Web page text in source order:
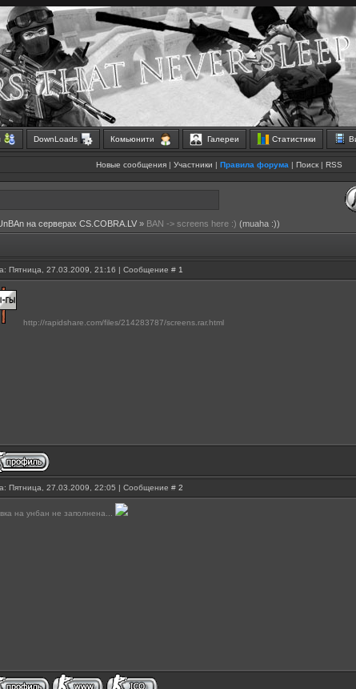
DownLoads Комьюнити Галереи Статистики
Новые сообщения | Участники | Правила форума | Поиск | RSS
на серверах CS.COBRA.LV » BAN -> screens here :) (muaha :))
Пятница, 27.03.2009, 21:16 | Сообщение # 1
http://rapidshare.com/files/214283787/screens.rar.html
Пятница, 27.03.2009, 22:05 | Сообщение # 2
на унбан не заполнена...